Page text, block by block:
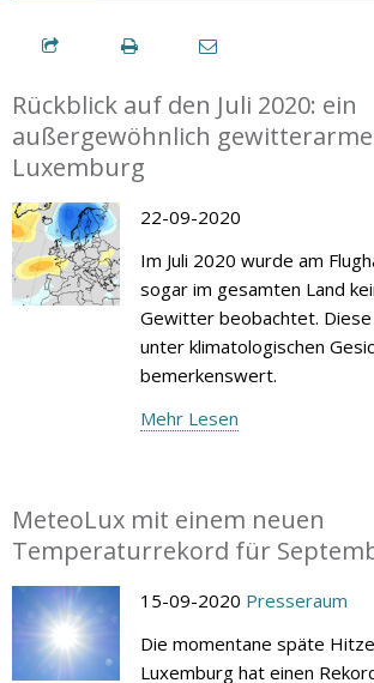
Rückblick auf den Juli 2020: ein
außergewöhnlich
Luxemburg
22-09-2020
Im Juli 2020 wurde am
sogar im gesamten Land
Gewitter beobachtet.
unter klimatologischen
bemerkenswert.
Mehr Lesen
MeteoLux mit einem neuen
Temperaturrekord für
15-09-2020 Presseraum
Die momentane späte
Luxemburg hat einen